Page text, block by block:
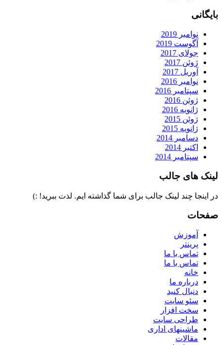
بایگانی
نوامبر 2019
آگوست 2019
جولای 2017
ژوئن 2017
آوریل 2017
نوامبر 2016
سپتامبر 2016
ژوئن 2016
ژانویه 2016
ژوئن 2015
ژانویه 2015
دسامبر 2014
اکتبر 2014
سپتامبر 2014
لینک های جالب
در اینجا چند لینک جالب برای شما گذاشته ایم. لذت ببرید! :)
صفحات
آموزش
پرینتر
تماس با ما
تماس با ما
خانه
درباره ما
دنبال کنید
سئو سایت
سخت افزار
طراحی سایت
ماشینهای اداری
مقالات